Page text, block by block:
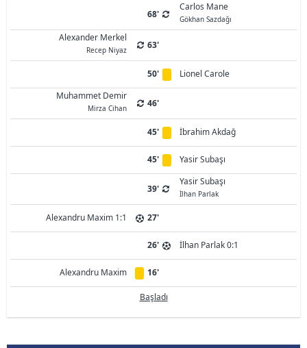
68'
Carlos Mane
Gökhan Sazdağı
Alexander Merkel
Recep Niyaz 63'
50'
Lionel Carole
Muhammet Demir
Mirza Cihan 46'
45' İbrahim Akdağ
45' Yasir Subaşı
39'
Yasir Subaşı
İlhan Parlak
Alexandru Maxim 1:1 27'
26' İlhan Parlak 0:1
Alexandru Maxim 16'
Başladı